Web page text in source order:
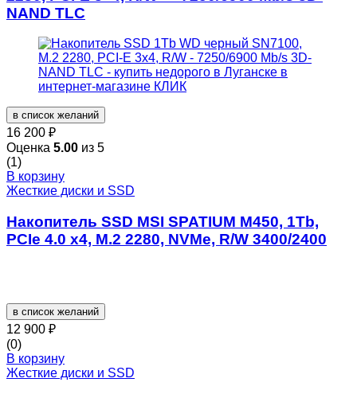
NAND TLC
в список желаний
16 200 ₽
Оценка 5.00 из 5
(1)
В корзину
Жесткие диски и SSD
Накопитель SSD MSI SPATIUM M450, 1Tb,
PCIe 4.0 x4, M.2 2280, NVMe, R/W 3400/2400
в список желаний
12 900 ₽
(0)
В корзину
Жесткие диски и SSD